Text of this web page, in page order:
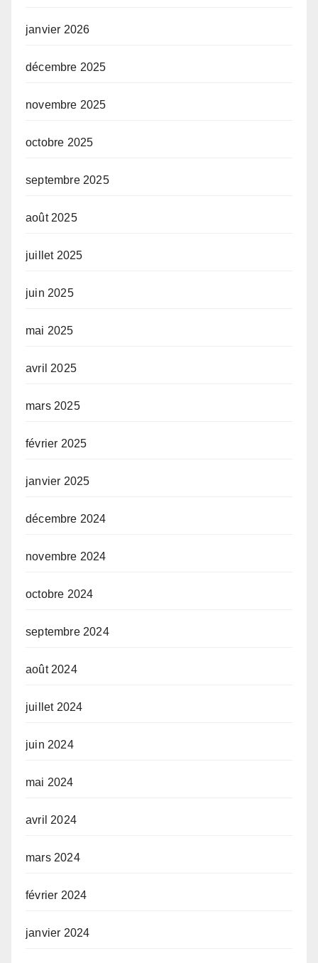
janvier 2026
décembre 2025
novembre 2025
octobre 2025
septembre 2025
août 2025
juillet 2025
juin 2025
mai 2025
avril 2025
mars 2025
février 2025
janvier 2025
décembre 2024
novembre 2024
octobre 2024
septembre 2024
août 2024
juillet 2024
juin 2024
mai 2024
avril 2024
mars 2024
février 2024
janvier 2024